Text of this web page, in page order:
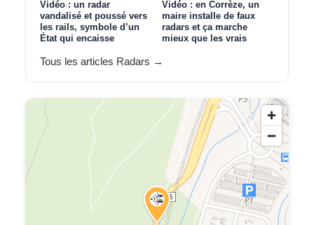
Vidéo : un radar
vandalisé et poussé vers
les rails, symbole d’un
État qui encaisse
Vidéo : en Corrèze, un
maire installe de faux
radars et ça marche
mieux que les vrais
Tous les articles Radars →